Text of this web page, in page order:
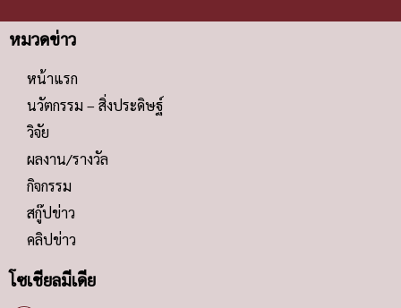
หมวดข่าว
หน้าแรก
นวัตกรรม – สิ่งประดิษฐ์
วิจัย
ผลงาน/รางวัล
กิจกรรม
สกู๊ปข่าว
คลิปข่าว
โซเชียลมีเดีย